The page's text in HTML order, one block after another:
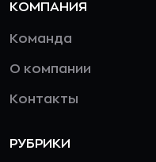
КОМПАНИЯ
Команда
О компании
Контакты
РУБРИКИ